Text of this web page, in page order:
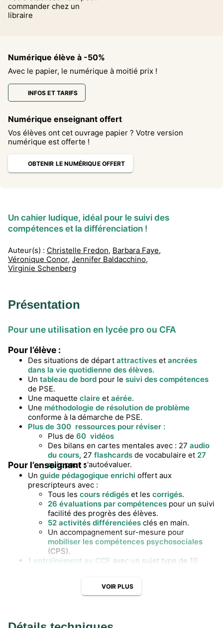
commander chez un
libraire
Numérique élève à -50%
Avec le papier, le numérique à moitié prix !
INFOS ET TARIFS
Numérique enseignant offert
Vos élèves ont cet ouvrage papier ? Votre version
numérique est offerte !
OBTENIR LE NUMÉRIQUE OFFERT
Un cahier ludique, idéal pour le suivi des
compétences et la différenciation !
Auteur(s) : Christelle Fredon, Barbara Faye,
Véronique Conor, Jennifer Baldacchino,
Virginie Schenberg
Présentation
Pour une utilisation en lycée pro ou CFA
Pour l’élève :
Des situations de départ attractives et ancrées
dans la vie quotidienne des élèves.
Un tableau de bord pour le suivi des compétences
de PSE.
Une maquette claire et aérée.
Une méthodologie de résolution de problème
conforme à la démarche de PSE.
Plus de 300 ressources pour réviser :
Plus de 60 vidéos
Des bilans en cartes mentales avec : 27 audio
du cours, 27 flashcards de vocabulaire et 27
quizpour s'autoévaluer.
Pour l’enseignant :
Un guide pédagogique enrichi offert aux
prescripteurs avec :
Tous les cours rédigés et les corrigés.
26 évaluations par compétences pour un suivi
facilité des progrès des élèves.
52 activités différenciées clés en main.
Un accompagnement sur-mesure pour
mobiliser les compétences psychosociales
(CPS).
1 entraînement au CCF avec un sujet type de 10
« À vos mots, Prêts ? Partez ! »
de plateau du vocabulaire de PSE
VOIR PLUS